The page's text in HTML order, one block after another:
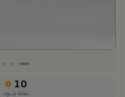
10
نقاط جــــود